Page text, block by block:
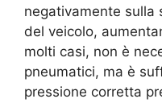
negativamente sulla
del veicolo,
molti casi, non è
pneumatici, ma è
pressione corretta